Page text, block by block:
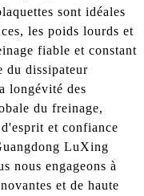
sont idéales
les poids lourds et
fiable et constant
du dissipateur
longévité des
du freinage,
et confiance
LuXing
nous engageons à
et de haute